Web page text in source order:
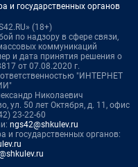
и государственных органов
(18+)
по надзору в сфере связи,
коммуникаций
и дата принятия решения о
от 07.08.2020 г.
"ИНТЕРНЕТ
Николаевич
ул. 50 лет Октября, д. 11, офис
23-22-60
ngs42@shkulev.ru
и государственных органов: